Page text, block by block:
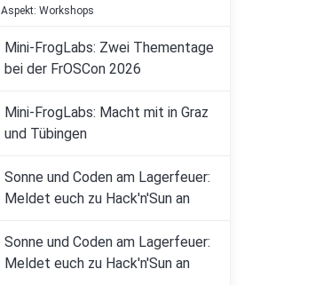
Aspekt: Workshops
Mini-FrogLabs: Zwei Thementage
bei der FrOSCon 2026
Mini-FrogLabs: Macht mit in Graz
und Tübingen
Sonne und Coden am Lagerfeuer:
Meldet euch zu Hack'n'Sun an
Sonne und Coden am Lagerfeuer:
Meldet euch zu Hack'n'Sun an